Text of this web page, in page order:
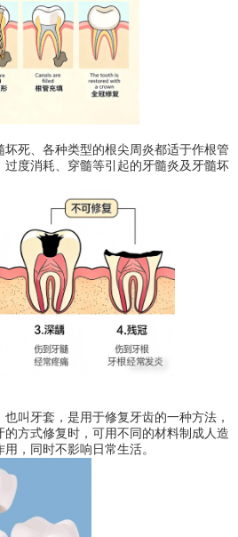
死、各种类型的根尖周炎都适于作根管
度消耗、穿髓等引起的牙髓炎及牙髓坏
叫牙套，是用于修复牙齿的一种方法，
方式修复时，可用不同的材料制成人造
，同时不影响日常生活。